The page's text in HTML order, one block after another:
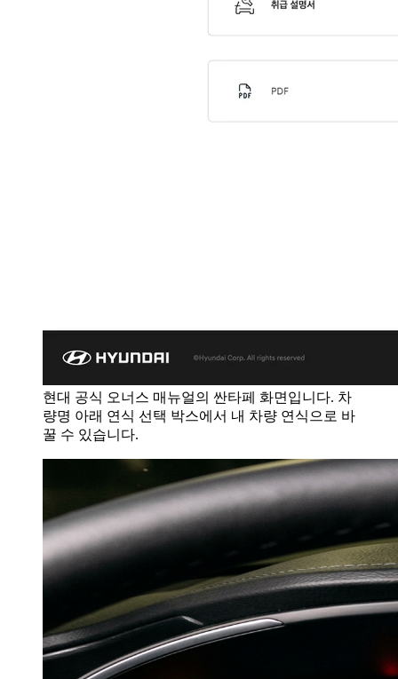
현대 공식 오너스 매뉴얼의 싼타페 화면입니다. 차
량명 아래 연식 선택 박스에서 내 차량 연식으로 바
꿀 수 있습니다.